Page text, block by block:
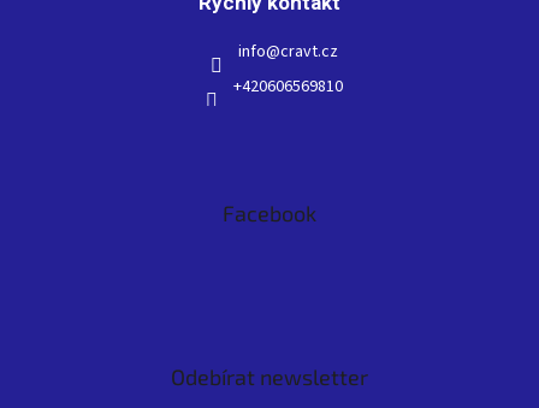
info@cravt.cz
+420606569810
Facebook
Odebírat newsletter